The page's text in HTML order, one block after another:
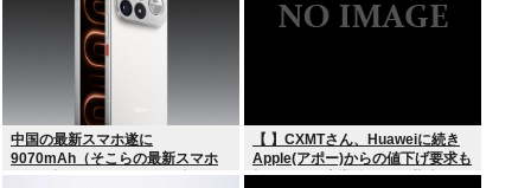
中国の最新スマホ遂に
9070mAh（そこらの最新スマホ
の約2倍）のバッテリーを積んで
【 】CXMTさん、Huaweiに続き
Apple(アポー)からの値下げ要求も
拒否！！！半導体バボー継続